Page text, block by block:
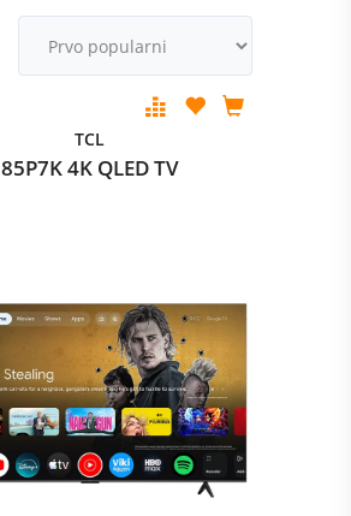
TCL
85P7K 4K QLED TV